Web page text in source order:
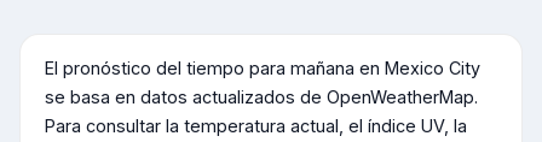
El pronóstico del tiempo para mañana en Mexico City
se basa en datos actualizados de OpenWeatherMap.
Para consultar la temperatura actual, el índice UV, la